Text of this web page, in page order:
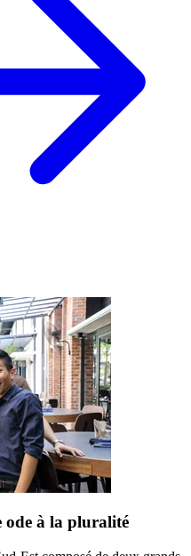
ode à la pluralité